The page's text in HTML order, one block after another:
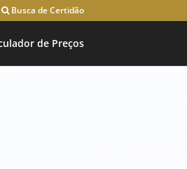
Busca de Certidão
de Preços